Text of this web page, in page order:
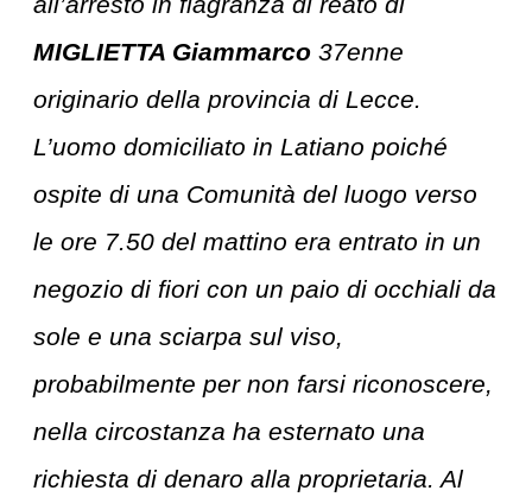
MIGLIETTA Giammarco 37enne
originario della provincia di Lecce.
L’uomo domiciliato in Latiano poiché
ospite di una Comunità del luogo verso
le ore 7.50 del mattino era entrato in un
negozio di fiori con un paio di occhiali da
sole e una sciarpa sul viso,
probabilmente per non farsi riconoscere,
nella circostanza ha esternato una
richiesta di denaro alla proprietaria. Al